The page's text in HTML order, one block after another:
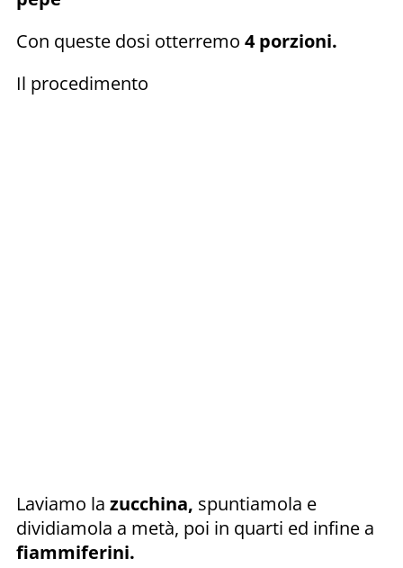
Con queste dosi otterremo 4 porzioni.
Il procedimento
Laviamo la zucchina, spuntiamola e
dividiamola a metà, poi in quarti ed infine a
fiammiferini.